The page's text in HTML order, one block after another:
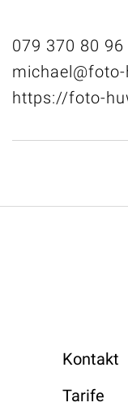
079 370 80 96
https://foto-
Kontakt
Tarife